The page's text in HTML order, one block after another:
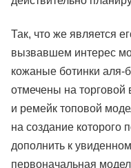
Так, что же является
вызвавшем интерес
кожаные ботинки аля-
отмечены на
и ремейк топовой
на создание которого
дополнить к
первоначальная